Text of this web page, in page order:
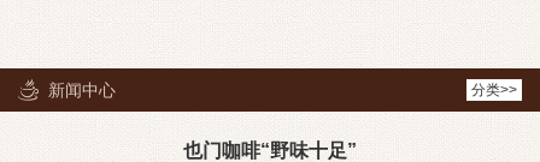
新闻中心 分类>>
也门咖啡“野味十足”